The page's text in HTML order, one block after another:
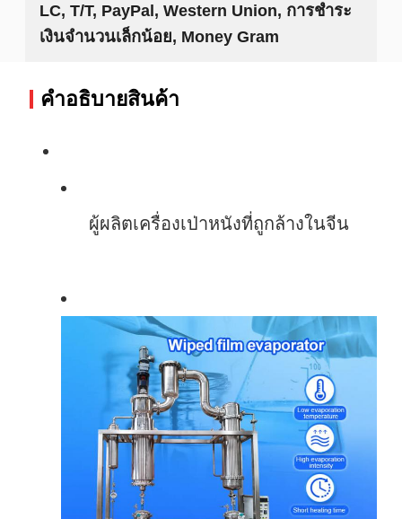
LC, T/T, PayPal, Western Union, การชำระ
เงินจำนวนเล็กน้อย, Money Gram
คําอธิบายสินค้า
ผู้ผลิตเครื่องเป่าหนังที่ถูกล้างในจีน